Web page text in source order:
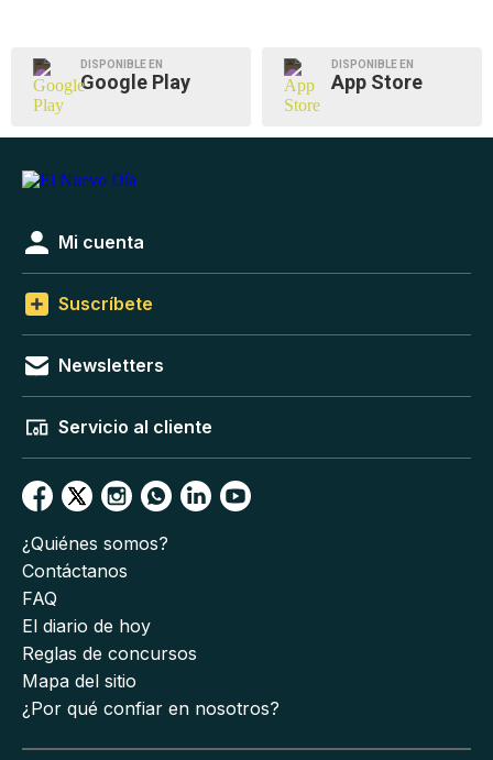
DISPONIBLE EN
Google Play
DISPONIBLE EN
App Store
Mi cuenta
Suscríbete
Newsletters
Servicio al cliente
¿Quiénes somos?
Contáctanos
FAQ
El diario de hoy
Reglas de concursos
Mapa del sitio
¿Por qué confiar en nosotros?